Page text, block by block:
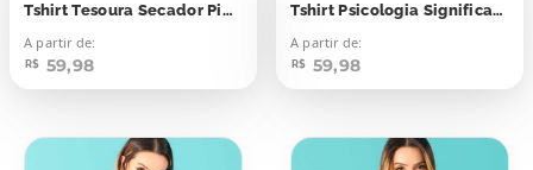
Tshirt Tesoura Secador Pincel
A partir de:
R$ 59,98
Tshirt Psicologia Significado
A partir de:
R$ 59,98